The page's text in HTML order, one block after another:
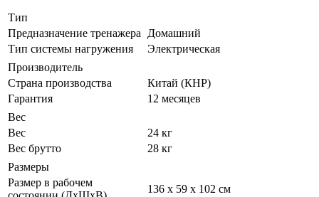
Тип
Предназначение тренажера
Домашний
Тип системы нагружения
Электрическая
Производитель
Страна производства
Китай (КНР)
Гарантия
12 месяцев
Вес
Вес
24 кг
Вес брутто
28 кг
Размеры
Размер в рабочем
136 x 59 x 102 см